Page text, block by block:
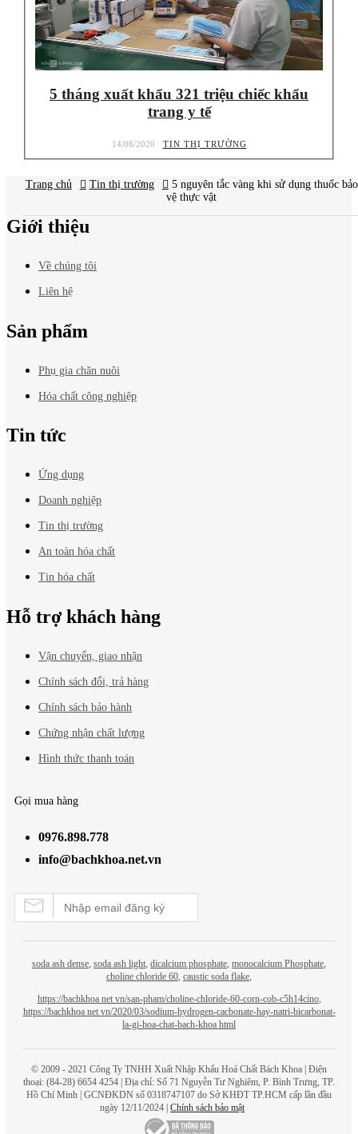
5 tháng xuất khẩu 321 triệu chiếc khẩu
trang y tế
14/06/2020 TIN THỊ TRƯỜNG
Báo giá mới nhất?
Trang chủ Tin thị trường
5 nguyên tắc vàng khi sử dụng thuốc bảo
vệ thực vật
Giới thiệu
Về chúng tôi
Liên hệ
Sản phẩm
Phụ gia chăn nuôi
Hóa chất công nghiệp
Tin tức
Ứng dụng
Doanh nghiệp
Tin thị trường
An toàn hóa chất
Tin hóa chất
Hỗ trợ khách hàng
Vận chuyển, giao nhận
Chính sách đổi, trả hàng
Chính sách bảo hành
Chứng nhận chất lượng
Hình thức thanh toán
Gọi mua hàng
0976.898.778
info@bachkhoa.net.vn
soda ash dense, soda ash light, dicalcium phosphate, monocalcium Phosphate,
choline chloride 60, caustic soda flake,
https://bachkhoa net vn/san-pham/choline-chloride-60-corn-cob-c5h14cino,
https://bachkhoa net vn/2020/03/sodium-hydrogen-cacbonate-hay-natri-bicarbonat-
la-gi-hoa-chat-bach-khoa html
© 2009 - 2021 Công Ty TNHH Xuất Nhập Khẩu Hoá Chất Bách Khoa | Điện
thoại: (84-28) 6654 4254 | Địa chỉ: Số 71 Nguyễn Tư Nghiêm, P. Bình Trưng, TP.
Hồ Chí Minh | GCNĐKDN số 0318747107 do Sở KHĐT TP.HCM cấp lần đầu
ngày 12/11/2024 | Chính sách bảo mật